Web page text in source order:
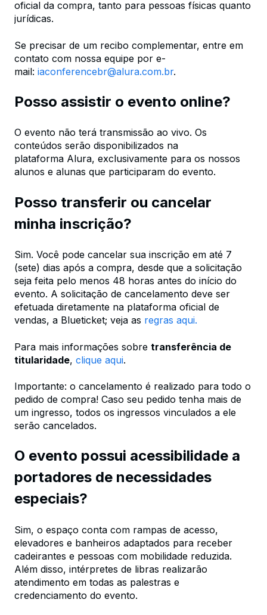
oficial da compra, tanto para pessoas físicas quanto
jurídicas.
Se precisar de um recibo complementar, entre em
contato com nossa equipe por e-
mail: iaconferencebr@alura.com.br.
Posso assistir o evento online?
O evento não terá transmissão ao vivo. Os
conteúdos serão disponibilizados na
plataforma Alura, exclusivamente para os nossos
alunos e alunas que participaram do evento.
Posso transferir ou cancelar
minha inscrição?
Sim. Você pode cancelar sua inscrição em até 7
(sete) dias após a compra, desde que a solicitação
seja feita pelo menos 48 horas antes do início do
evento. A solicitação de cancelamento deve ser
efetuada diretamente na plataforma oficial de
vendas, a Blueticket; veja as regras aqui.
Para mais informações sobre transferência de
titularidade, clique aqui.
Importante: o cancelamento é realizado para todo o
pedido de compra! Caso seu pedido tenha mais de
um ingresso, todos os ingressos vinculados a ele
serão cancelados.
O evento possui acessibilidade a
portadores de necessidades
especiais?
Sim, o espaço conta com rampas de acesso,
elevadores e banheiros adaptados para receber
cadeirantes e pessoas com mobilidade reduzida.
Além disso, intérpretes de libras realizarão
atendimento em todas as palestras e
credenciamento do evento.